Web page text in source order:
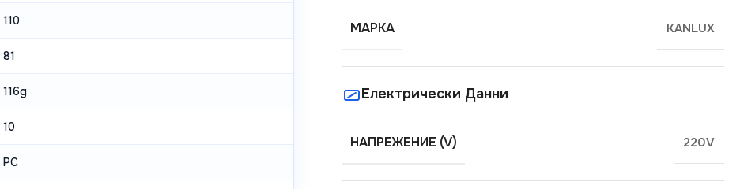
110
81
116g
10
PC
МАРКА KANLUX
Електрически Данни
НАПРЕЖЕНИЕ (V) 220V